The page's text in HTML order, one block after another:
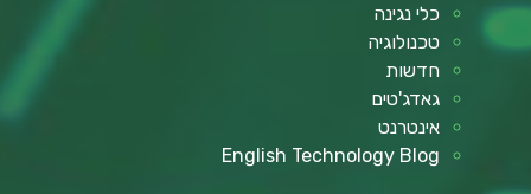
כלי נגינה
טכנולוגיה
חדשות
גאדג'טים
אינטרנט
English Technology Blog